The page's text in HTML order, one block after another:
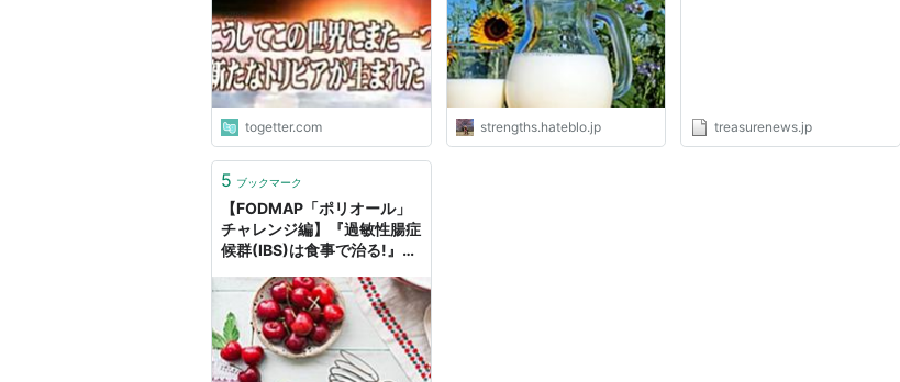
回答が来てしまった「説得力
が違う」
togetter.com
- 思ったことを「メモ」にと
っておく
strengths.hateblo.jp treasurenews.jp
5 ブックマーク
【FODMAP「ポリオール」
チャレンジ編】『過敏性腸症
候群(IBS)は食事で治る!』＠
ったことを「メモ」にとって
おく